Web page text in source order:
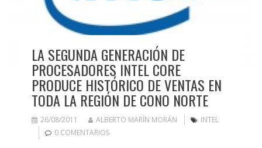
LA SEGUNDA GENERACIÓN DE
PROCESADORES INTEL CORE
PRODUCE HISTÓRICO DE VENTAS EN
TODA LA REGIÓN DE CONO NORTE
26/08/2011 ALBERTO MARÍN MORÁN
INTEL
0 COMENTARIOS